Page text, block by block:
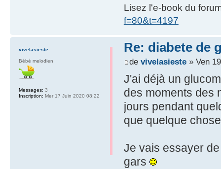
Lisez l'e-book du
f=80&t=4197
Re: diabete de
de vivelasieste» Ven
J'ai déjà un
des moments des
jours pendant
que quelque
Je vais essayer
gars
vivelasieste
Bébé melodien
Messages: 3
Inscription: Mer 17 Juin 2020 08:22